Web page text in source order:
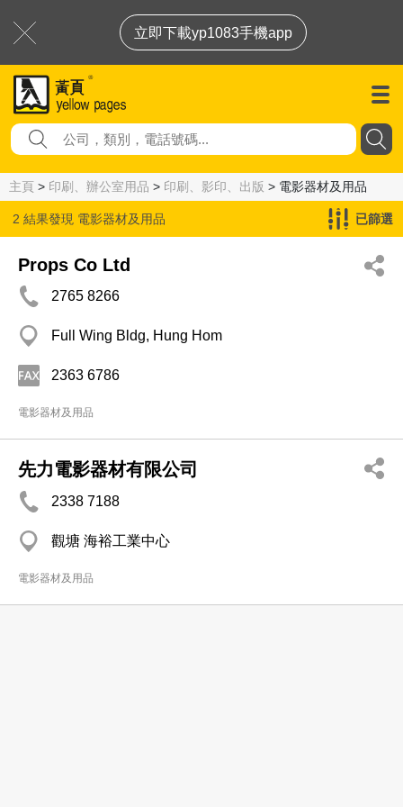
立即下載yp1083手機app
主頁 > 印刷、辦公室用品 > 印刷、影印、出版 > 電影器材及用品
2 結果發現 電影器材及用品 已篩選
Props Co Ltd
2765 8266
Full Wing Bldg, Hung Hom
2363 6786
電影器材及用品
先力電影器材有限公司
2338 7188
觀塘 海裕工業中心
電影器材及用品